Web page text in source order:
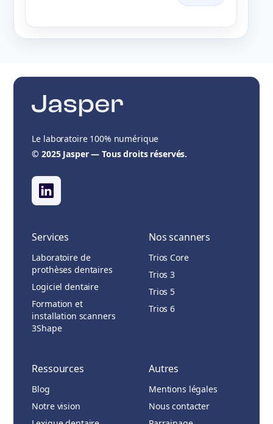
Le laboratoire 100% numérique
© 2025 Jasper — Tous droits réservés.
Services
Laboratoire de
prothèses dentaires
Logiciel dentaire
Formation et
installation scanners
3Shape
Nos scanners
Trios Core
Trios 3
Trios 5
Trios 6
Ressources
Blog
Notre vision
Autres
Mentions légales
Nous contacter